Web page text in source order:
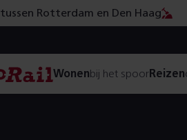
Rotterdam en Den Haag
Wonenbij het spoorReizen